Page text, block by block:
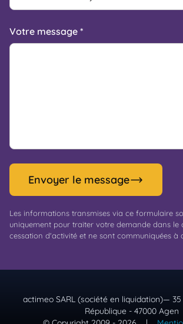
Votre message *
Envoyer le message
Les informations transmises via ce formulaire
uniquement pour traiter votre demande dans le
cessation d'activité et ne sont communiquées à
actimeo SARL (société en liquidation)—
République - 47000 Agen